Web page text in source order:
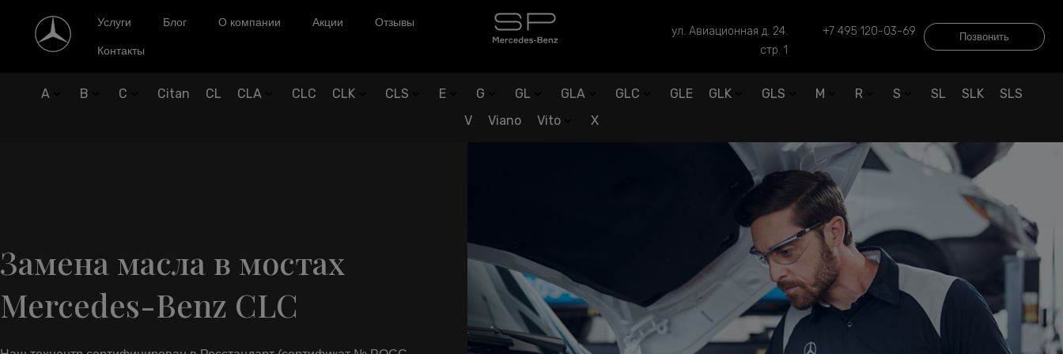
Услуги Блог О компании Акции Отзывы
Контакты
ул. Авиационная д. 24.
стр. 1
+7 495 120-03-69 Позвонить
A B C Citan CL CLA CLC CLK CLS E G GL GLA GLC GLE GLK GLS M R S SL SLK
SLS
V
Viano Vito X
Замена масла в мостах
Mercedes-Benz CLC